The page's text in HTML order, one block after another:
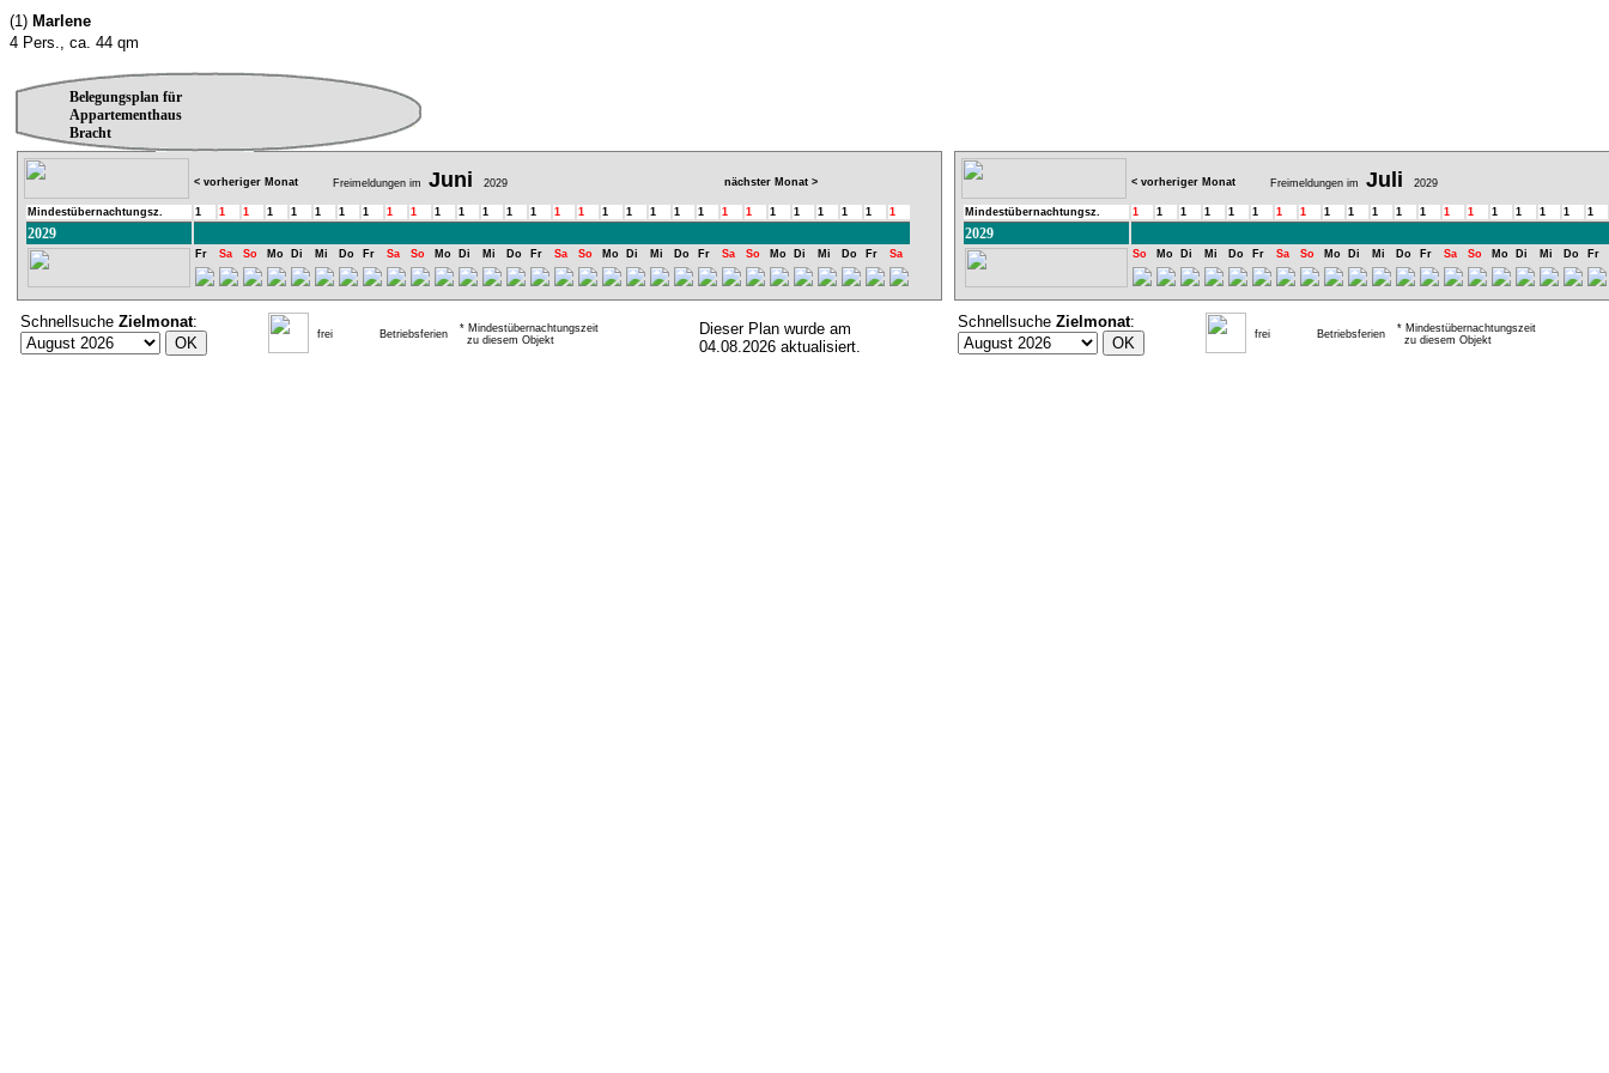
(1) Marlene
4 Pers., ca. 44 qm
Belegungsplan für
Appartementhaus
Bracht
< vorheriger Monat Freimeldungen im Juni 2029 nächster Monat >
Mindestübernachtungsz. 1 1 1 1 1 1 1 1 1 1 1 1 1 1 1 1 1 1 1 1 1 1 1 1 1 1 1 1 1 1
2029
Fr Sa So Mo Di Mi Do Fr Sa So Mo Di Mi Do Fr Sa So Mo Di Mi Do Fr Sa So Mo Di Mi Do Fr Sa
Schnellsuche Zielmonat:
frei Betriebsferien
* Mindestübernachtungszeit
zu diesem Objekt
Dieser Plan wurde am
04.08.2026 aktualisiert.
< vorheriger Monat Freimeldungen im Juli 2029
Mindestübernachtungsz. 1 1 1 1 1 1 1 1 1 1 1 1 1 1 1 1 1 1 1 1
2029
So Mo Di Mi Do Fr Sa So Mo Di Mi Do Fr Sa So Mo Di Mi Do Fr
Schnellsuche Zielmonat:
frei Betriebsferien
* Mindestübernachtungszeit
zu diesem Objekt